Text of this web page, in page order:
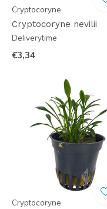
Cryptocoryne
Cryptocoryne nevilii
Deliverytime
€3,34
Cryptocoryne